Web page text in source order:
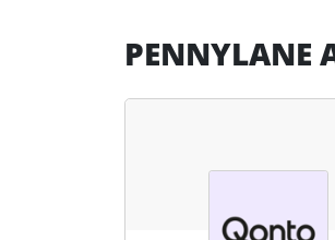
PENNYLANE